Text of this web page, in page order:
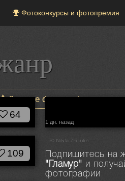
Фотоконкурсы и фотопремия
Лучшие фотографии в жанре
64
1 дн. назад
© Nikita Zhigulin
109
Подпишитесь на
"Гламур" и
фотографии